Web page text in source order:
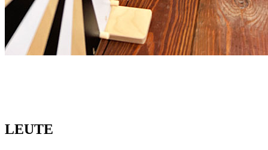
LEUTE